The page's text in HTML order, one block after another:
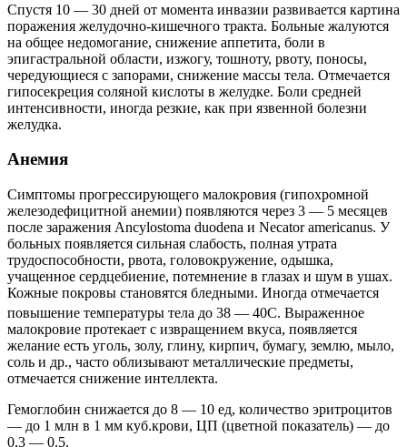
Спустя 10 — 30 дней от момента инвазии развивается картина
поражения желудочно-кишечного тракта. Больные жалуются
на общее недомогание, снижение аппетита, боли в
эпигастральной области, изжогу, тошноту, рвоту, поносы,
чередующиеся с запорами, снижение массы тела. Отмечается
гипосекреция соляной кислоты в желудке. Боли средней
интенсивности, иногда резкие, как при язвенной болезни
желудка.
Анемия
Симптомы прогрессирующего малокровия (гипохромной
железодефицитной анемии) появляются через 3 — 5 месяцев
после заражения Ancylostoma duodena и Necator americanus. У
больных появляется сильная слабость, полная утрата
трудоспособности, рвота, головокружение, одышка,
учащенное сердцебиение, потемнение в глазах и шум в ушах.
Кожные покровы становятся бледными. Иногда отмечается
повышение температуры тела до 38 — 40С. Выраженное
малокровие протекает с извращением вкуса, появляется
желание есть уголь, золу, глину, кирпич, бумагу, землю, мыло,
соль и др., часто облизывают металлические предметы,
отмечается снижение интеллекта.
Гемоглобин снижается до 8 — 10 ед, количество эритроцитов
— до 1 млн в 1 мм куб.крови, ЦП (цветной показатель) — до
0,3 — 0,5.